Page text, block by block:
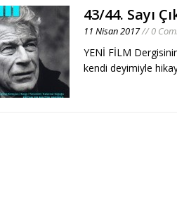
43/44. Sayı
11 Nisan 2017// 0
YENİ FİLM
kendi deyimiyle